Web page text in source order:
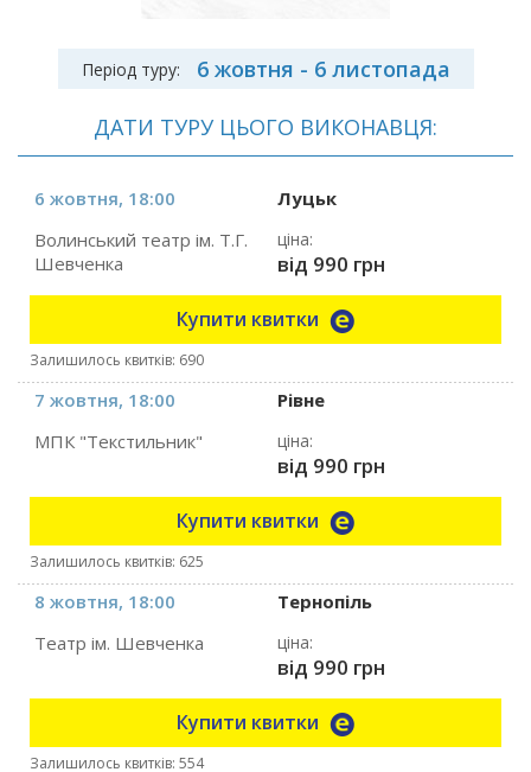
Період туру: 6 жовтня - 6 листопада
ДАТИ ТУРУ ЦЬОГО ВИКОНАВЦЯ:
6 жовтня, 18:00
Луцьк
Волинський театр ім. Т.Г.
Шевченка
ціна:
від 990 грн
Купити квитки
Залишилось квитків: 690
7 жовтня, 18:00
Рівне
МПК "Текстильник"
ціна:
від 990 грн
Купити квитки
Залишилось квитків: 625
8 жовтня, 18:00
Тернопіль
Театр ім. Шевченка
ціна:
від 990 грн
Купити квитки
Залишилось квитків: 554